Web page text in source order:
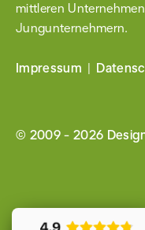
mittleren
Jungunter­nehmern.
Impressum
© 2009 - 2026